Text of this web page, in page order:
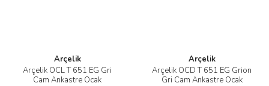
Arçelik
Arçelik OCL T 651 EG Gri
Cam Ankastre Ocak
Arçelik
Arçelik OCD T 651 EG Grion
Gri Cam Ankastre Ocak